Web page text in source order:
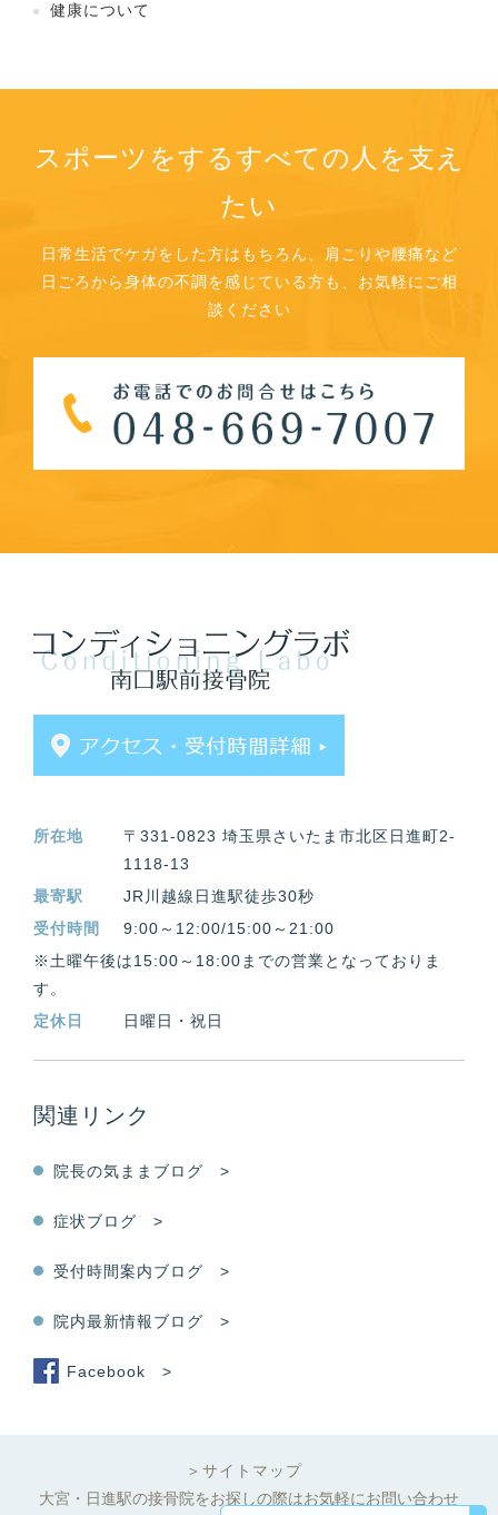
健康について
スポーツをするすべての人を支え
たい
日常生活でケガをした方はもちろん、肩こりや腰痛など
日ごろから身体の不調を感じている方も、お気軽にご相
談ください
所在地
〒331-0823 埼玉県さいたま市北区日進町2-
1118-13
最寄駅
JR川越線日進駅徒歩30秒
受付時間
9:00～12:00/15:00～21:00
※土曜午後は15:00～18:00までの営業となっておりま
す。
定休日
日曜日・祝日
関連リンク
院長の気ままブログ >
症状ブログ >
受付時間案内ブログ >
院内最新情報ブログ >
Facebook >
＞サイトマップ
大宮・日進駅の接骨院をお探しの際はお気軽にお問い合わせ